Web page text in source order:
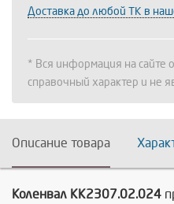
Доставка до любой ТК в
* Вся информация на сайте
справочный характер и не
Описание товара
Коленвал КК2307.02.024